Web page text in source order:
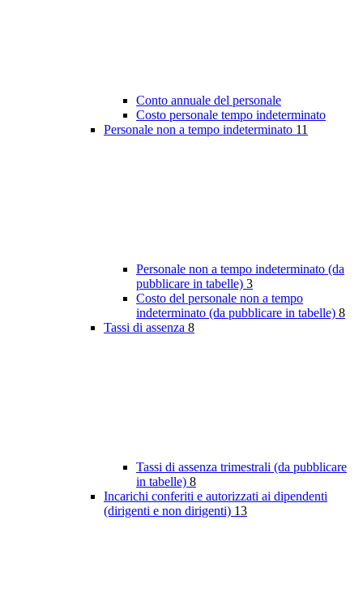
Conto annuale del personale
Costo personale tempo indeterminato
Personale non a tempo indeterminato 11
Personale non a tempo indeterminato (da
pubblicare in tabelle) 3
Costo del personale non a tempo
indeterminato (da pubblicare in tabelle) 8
Tassi di assenza 8
Tassi di assenza trimestrali (da pubblicare
in tabelle) 8
Incarichi conferiti e autorizzati ai dipendenti
(dirigenti e non dirigenti) 13